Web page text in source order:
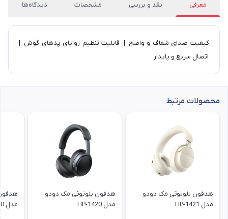
معرفی نقد و بررسی مشخصات دیدگاه‌ها
کیفیت صدای شفاف و واضح | قابلیت تنظیم زوایای پدهای گوش |
اتصال سریع و پایدار
محصولات مرتبط
هدفون بلوتوثی مک دودو
مدل HP-1421
هدفون بلوتوثی مک دودو
مدل HP-1420
مدل HP-2890